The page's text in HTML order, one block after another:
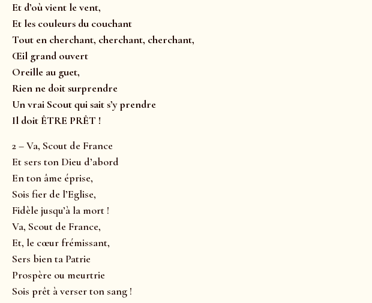
Et d’où vient le vent,
Et les couleurs du couchant
Tout en cherchant, cherchant, cherchant,
Œil grand ouvert
Oreille au guet,
Rien ne doit surprendre
Un vrai Scout qui sait s’y prendre
Il doit ÊTRE PRÊT !
2 – Va, Scout de France
Et sers ton Dieu d’abord
En ton âme éprise,
Sois fier de l’Eglise,
Fidèle jusqu’à la mort !
Va, Scout de France,
Et, le cœur frémissant,
Sers bien ta Patrie
Prospère ou meurtrie
Sois prêt à verser ton sang !